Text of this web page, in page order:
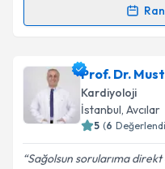
Randevu
Uzm. Dr. Necdet
talebi oluşturun. Size
için bir takvim
bilgilendireceğiz.
E-posta Adresiniz
Prof. Dr.
Kardiyoloji
İstanbul, Avcılar
5 (6
Sağolsun sorularıma